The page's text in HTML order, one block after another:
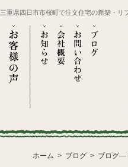
三重県四日市市桜町で注文住宅の新築・リ
ホーム ブログ ブログ―